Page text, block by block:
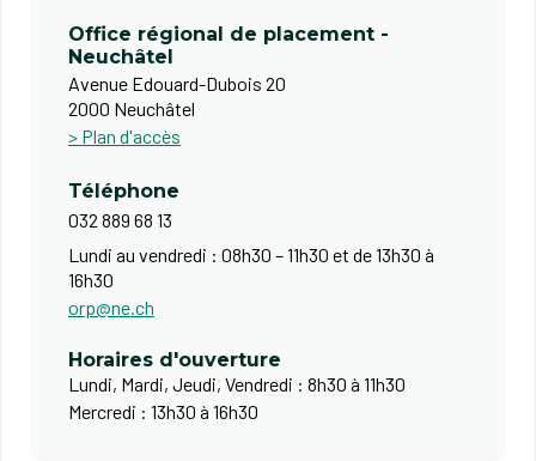
Office régional de placement -
Neuchâtel
Avenue Edouard-Dubois 20
2000 Neuchâtel
> Plan d'accès
Téléphone
032 889 68 13
Lundi au vendredi : 08h30 – 11h30 et de 13h30 à
16h30​
orp@ne.ch
Horaires d'ouverture
Lundi, Mardi, Jeudi, Vendredi : 8h30 à 11h30
Mercredi : 13h30 à 16h30